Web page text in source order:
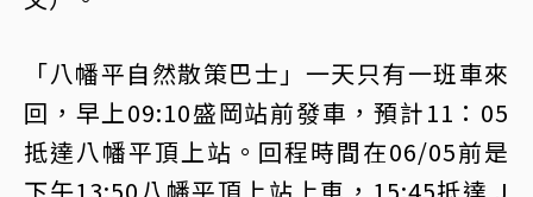
「八幡平自然散策巴士」一天只有一班車來
回，早上09:10盛岡站前發車，預計11：05
抵達八幡平頂上站。回程時間在06/05前是